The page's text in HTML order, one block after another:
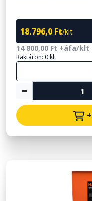
18.796,0 Ft/klt
14 800,00 Ft +áfa/klt
Raktáron: 0 klt
+